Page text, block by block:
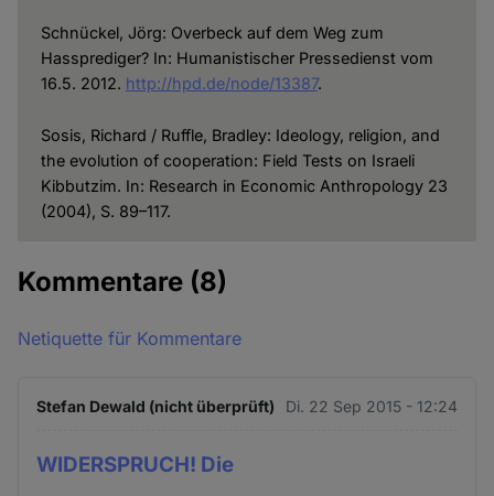
Schnückel, Jörg: Overbeck auf dem Weg zum
Hassprediger? In: Humanisti­scher Pressedienst vom
16.5. 2012. http://hpd.de/node/13387.
Sosis, Richard / Ruffle, Bradley: Ideology, religion, and
the evolution of cooperation: Field Tests on Israeli
Kibbutzim. In: Research in Economic Anthropology 23
(2004), S. 89–117.
Kommentare (8)
Netiquette für Kommentare
Stefan Dewald (nicht überprüft) Di. 22 Sep 2015 - 12:24
WIDERSPRUCH! Die